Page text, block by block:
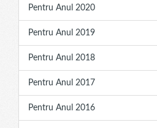
Pentru Anul 2020
Pentru Anul 2019
Pentru Anul 2018
Pentru Anul 2017
Pentru Anul 2016